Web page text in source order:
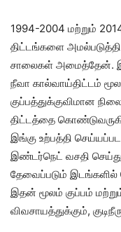
1994-2004 மற்றும்
திட்டங்களை
சாலைகள் அமைத்தேன்.
நீவா கால்வாய்திட்டம்
குப்பத்துக்குவிமான
திட்டத்தை
இங்கு உற்பத்தி
இண்டர்நெட் வசதி செய்து
தேவைப்படும் இடங்களில்
இதன் மூலம் குப்பம்
விவசாயத்துக்கும்,